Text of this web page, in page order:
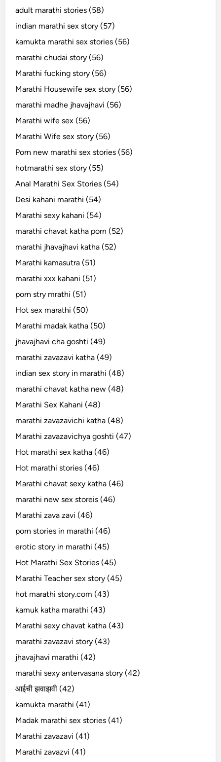
adult marathi stories (58)
indian marathi sex story (57)
kamukta marathi sex stories (56)
marathi chudai story (56)
Marathi fucking story (56)
Marathi Housewife sex story (56)
marathi madhe jhavajhavi (56)
Marathi wife sex (56)
Marathi Wife sex story (56)
Porn new marathi sex stories (56)
hotmarathi sex story (55)
Anal Marathi Sex Stories (54)
Desi kahani marathi (54)
Marathi sexy kahani (54)
marathi chavat katha porn (52)
marathi jhavajhavi katha (52)
Marathi kamasutra (51)
marathi xxx kahani (51)
porn stry mrathi (51)
Hot sex marathi (50)
Marathi madak katha (50)
jhavajhavi cha goshti (49)
marathi zavazavi katha (49)
indian sex story in marathi (48)
marathi chavat katha new (48)
Marathi Sex Kahani (48)
marathi zavazavichi katha (48)
Marathi zavazavichya goshti (47)
Hot marathi sex katha (46)
Hot marathi stories (46)
Marathi chavat sexy katha (46)
marathi new sex storeis (46)
Marathi zava zavi (46)
porn stories in marathi (46)
erotic story in marathi (45)
Hot Marathi Sex Stories (45)
Marathi Teacher sex story (45)
hot marathi story.com (43)
kamuk katha marathi (43)
Marathi sexy chavat katha (43)
marathi zavazavi story (43)
jhavajhavi marathi (42)
marathi sexy antervasana story (42)
आईची झवाझवी (42)
kamukta marathi (41)
Madak marathi sex stories (41)
Marathi zavazavi (41)
Marathi zavazvi (41)